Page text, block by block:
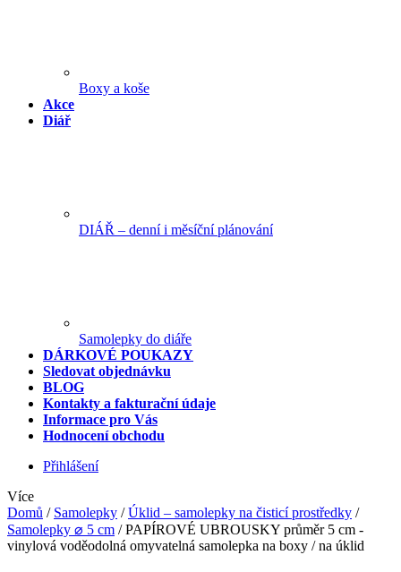
Boxy a koše
Akce
Diář
DIÁŘ – denní i měsíční plánování
Samolepky do diáře
DÁRKOVÉ POUKAZY
Sledovat objednávku
BLOG
Kontakty a fakturační údaje
Informace pro Vás
Hodnocení obchodu
Přihlášení
Více
Domů / Samolepky / Úklid – samolepky na čisticí prostředky /
Samolepky ⌀ 5 cm / PAPÍROVÉ UBROUSKY průměr 5 cm -
vinylová voděodolná omyvatelná samolepka na boxy / na úklid